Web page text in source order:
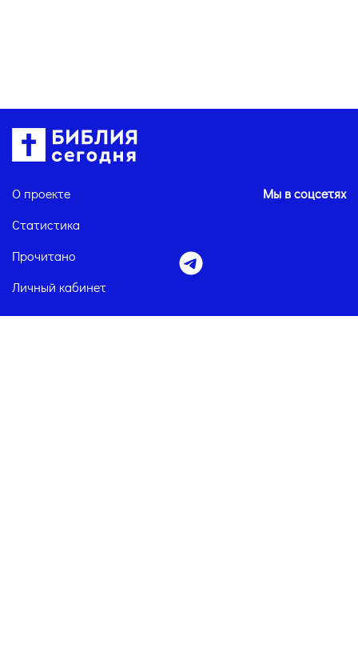
О проекте
Статистика
Прочитано
Личный кабинет
Мы в соцсетях